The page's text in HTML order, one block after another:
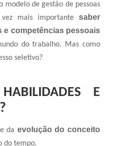
modelo de gestão de pessoas
mais importante saber
e competências pessoais
do trabalho. Mas como
seletivo?
E
da evolução do conceito
do tempo.